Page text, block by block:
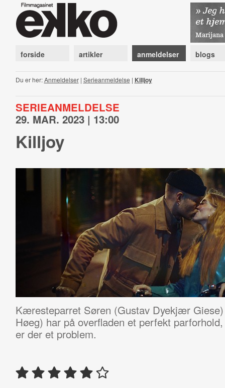
forside artikler anmeldelser blogs
Du er her:Anmeldelser| Serieanmeldelse | Killjoy
SERIEANMELDELSE
29. MAR. 2023 | 13:00
Killjoy
Kæresteparret Søren (Gustav Dyekjær
Høeg) har på overfladen et perfekt
er der et problem.